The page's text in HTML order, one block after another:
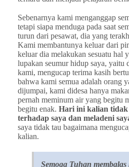
Sebenarnya kami menganggap
tetapi siapa menduga pada saat
turun dari pesawat, dia yang
Kami membantunya keluar dari
keluar dia melakukan sesuatu hal
lupakan seumur hidup saya, yaitu
kami, mengucap terima kasih
bahwa kami semua adalah orang
dijumpai, kami didesa hanya
pernah meminum air yang begitu
begitu enak. Hari ini kalian tidak
terhadap saya dan meladeni
saya tidak tau bagaimana
kalian.
Semoga Tuhan